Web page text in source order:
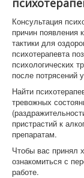
Консультация
причин появления
тактики для
психотерапевта
психологических
после
Найти
тревожных
пристрастий к
препаратам.
Чтобы вас принял
ознакомиться с
работе.